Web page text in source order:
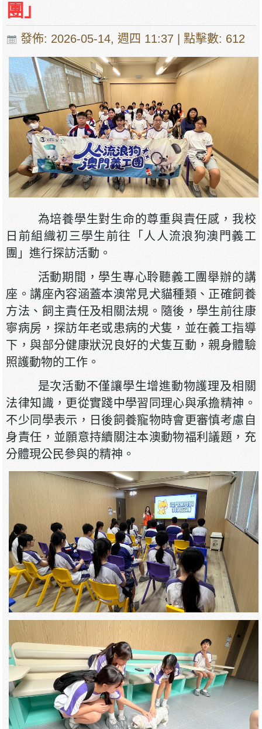
團」
發佈: 2026-05-14, 週四 11:37 | 點擊數: 612
為培養學生對生命的尊重與責任感，我校
日前組織初三學生前往「人人流浪狗澳門義工
團」進行探訪活動。
活動期間，學生專心聆聽義工團舉辦的講
座。講座內容涵蓋本澳常見犬貓種類、正確飼養
方法、飼主責任及相關法規。隨後，學生前往康
寧病房，探訪年老或患病的犬隻，並在義工指導
下，與部分健康狀況良好的犬隻互動，親身體驗
照護動物的工作。
是次活動不僅讓學生增進動物護理及相關
法律知識，更從實踐中學習同理心與承擔精神。
不少同學表示，日後飼養寵物時會更審慎考慮自
身責任，並願意持續關注本澳動物福利議題，充
分體現公民參與的精神。